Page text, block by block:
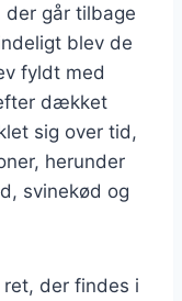
der går tilbage
blev de
fyldt med
dækket
sig over tid,
herunder
svinekød og
der findes i